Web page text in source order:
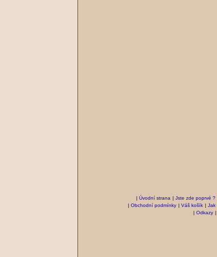
| Úvodní strana | Jste zde poprvé ?
| Obchodní podmínky | Váš košík | Jak
| Odkazy